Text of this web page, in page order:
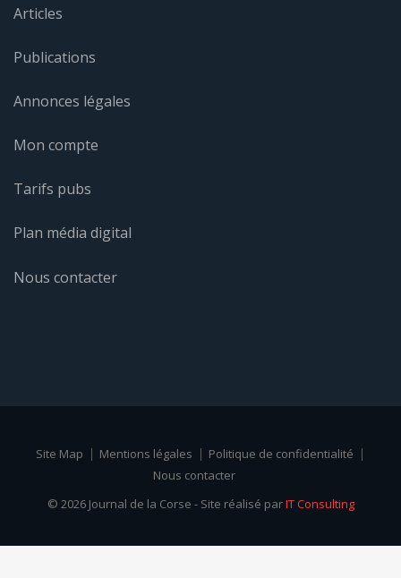
Articles
Publications
Annonces légales
Mon compte
Tarifs pubs
Plan média digital
Nous contacter
Site Map Mentions légales
Politique de confidentialité
Nous contacter
© 2026 Journal de la Corse - Site réalisé parIT Consulting